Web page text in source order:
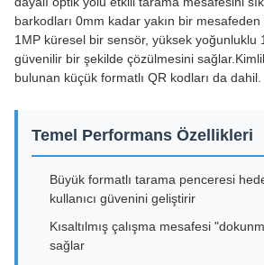
barkodları 0mm kadar yakın bir mesafeden
1MP küresel bir sensör, yüksek yoğunluklu
güvenilir bir şekilde çözülmesini
bulunan küçük formatlı QR kodları da dahil.
Temel Performans Özellikleri
Büyük formatlı tarama penceresi
kullanıcı güvenini geliştirir
Kısaltılmış çalışma mesafesi
sağlar